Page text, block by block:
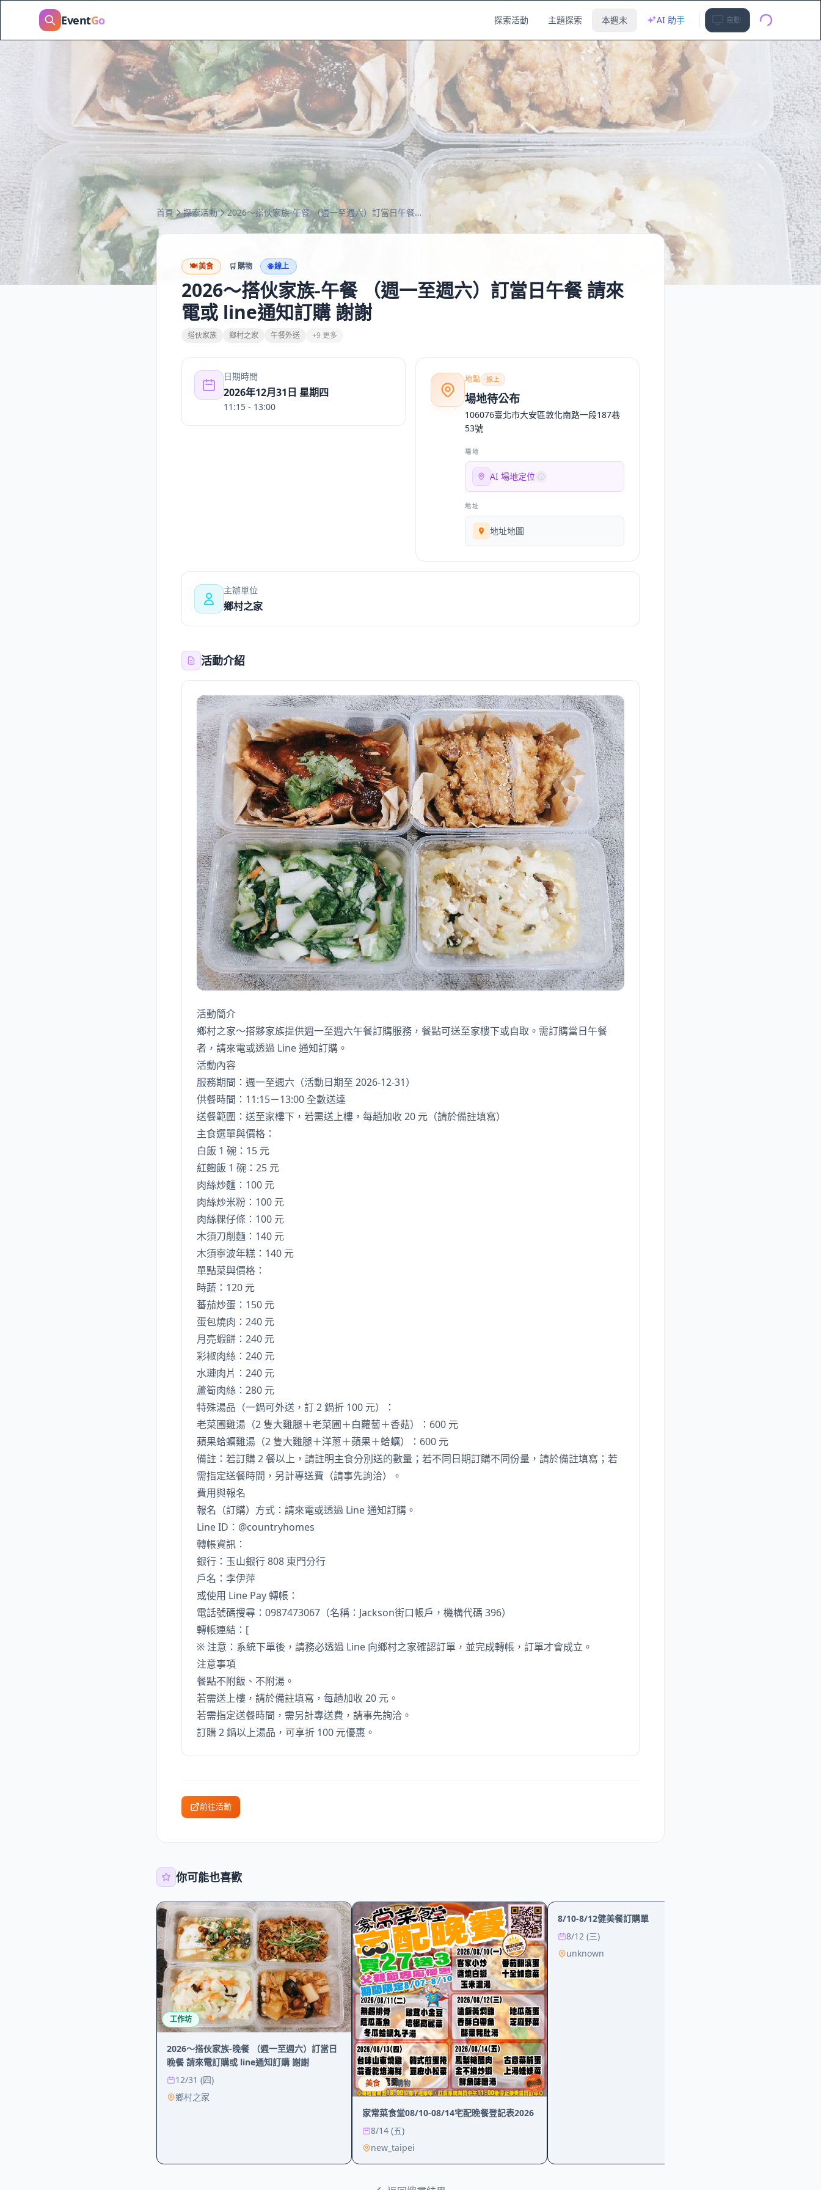
EventGo 探索活動 主題探索 本週末 AI 助手 自動
首頁 探索活動 2026～搭伙家族-午餐 （週一至週六）訂當日午餐 請來電或 line通知訂購 謝謝
🍽️美食 🛒購物 🌐 線上
2026～搭伙家族-午餐 （週一至週六）訂當日午餐 請來
電或 line通知訂購 謝謝
搭伙家族 鄉村之家 午餐外送 +9 更多
日期時間
2026年12月31日 星期四
11:15 - 13:00
地點 線上
場地待公布
106076臺北市大安區敦化南路一段187巷
53號
場地
AI 場地定位
地址
地址地圖
主辦單位
鄉村之家
活動介紹
活動簡介
鄉村之家～搭夥家族提供週一至週六午餐訂購服務，餐點可送至家樓下或自取。需訂購當日午餐
者，請來電或透過 Line 通知訂購。
活動內容
服務期間：週一至週六（活動日期至 2026-12-31）
供餐時間：11:15－13:00 全數送達
送餐範圍：送至家樓下，若需送上樓，每趟加收 20 元（請於備註填寫）
主食選單與價格：
白飯 1 碗：15 元
紅麴飯 1 碗：25 元
肉絲炒麵：100 元
肉絲炒米粉：100 元
肉絲粿仔條：100 元
木須刀削麵：140 元
木須寧波年糕：140 元
單點菜與價格：
時蔬：120 元
蕃茄炒蛋：150 元
蛋包燒肉：240 元
月亮蝦餅：240 元
彩椒肉絲：240 元
水璉肉片：240 元
蘆筍肉絲：280 元
特殊湯品（一鍋可外送，訂 2 鍋折 100 元）：
老菜圃雞湯（2 隻大雞腿＋老菜圃＋白蘿蔔＋香菇）：600 元
蘋果蛤蠣雞湯（2 隻大雞腿＋洋蔥＋蘋果＋蛤蠣）：600 元
備註：若訂購 2 餐以上，請註明主食分別送的數量；若不同日期訂購不同份量，請於備註填寫；若
需指定送餐時間，另計專送費（請事先詢洽）。
費用與報名
報名（訂購）方式：請來電或透過 Line 通知訂購。
Line ID：@countryhomes
轉帳資訊：
銀行：玉山銀行 808 東門分行
戶名：李伊萍
或使用 Line Pay 轉帳：
電話號碼搜尋：0987473067（名稱：Jackson街口帳戶，機構代碼 396）
轉帳連結：[
※ 注意：系統下單後，請務必透過 Line 向鄉村之家確認訂單，並完成轉帳，訂單才會成立。
注意事項
餐點不附飯、不附湯。
若需送上樓，請於備註填寫，每趟加收 20 元。
若需指定送餐時間，需另計專送費，請事先詢洽。
訂購 2 鍋以上湯品，可享折 100 元優惠。
前往活動
你可能也喜歡
工作坊
2026～搭伙家族-晚餐 （週一至週六）訂當日
晚餐 請來電訂購或 line通知訂購 謝謝
12/31 (四)
鄉村之家
美食 購物
家常菜食堂08/10-08/14宅配晚餐登記表2026
8/14 (五)
new_taipei
8/10-8/12健美餐訂購單
8/12 (三)
unknown